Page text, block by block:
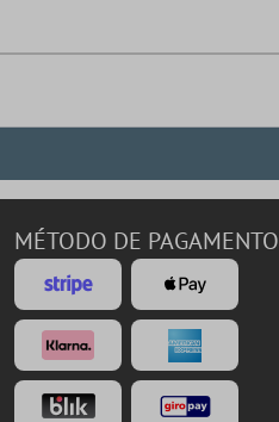
MÉTODO DE PAGAMENTO